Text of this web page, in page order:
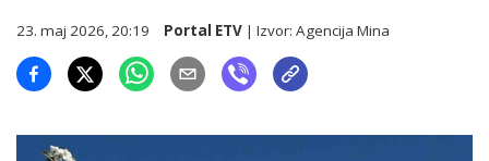
23. maj 2026, 20:19 Portal ETV | Izvor:Agencija Mina